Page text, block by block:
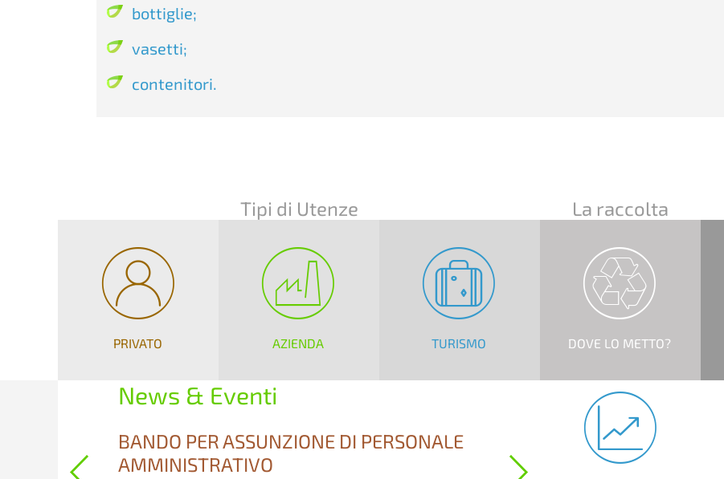
bottiglie;
vasetti;
contenitori.
Tipi di Utenze La raccolta
PRIVATO AZIENDA TURISMO DOVE LO METTO?
News & Eventi
BANDO PER ASSUNZIONE DI PERSONALE
AMMINISTRATIVO